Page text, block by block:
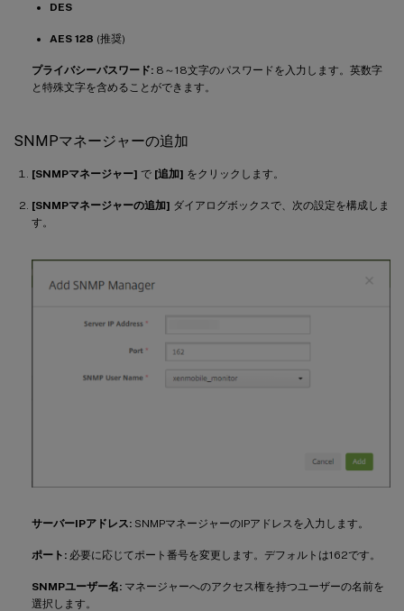
DES
AES 128 (推奨)
プライバシーパスワード: 8～18文字のパスワードを入力します。英数字
と特殊文字を含めることができます。
SNMPマネージャーの追加
[SNMPマネージャー] で [追加] をクリックします。
[SNMPマネージャーの追加] ダイアログボックスで、次の設定を構成しま
す。
サーバーIPアドレス: SNMPマネージャーのIPアドレスを入力します。
ポート: 必要に応じてポート番号を変更します。デフォルトは162です。
SNMPユーザー名: マネージャーへのアクセス権を持つユーザーの名前を
選択します。